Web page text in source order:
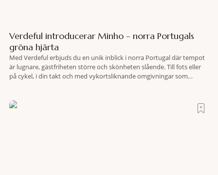
Verdeful introducerar Minho – norra Portugals
gröna hjärta
Med Verdeful erbjuds du en unik inblick i norra Portugal där tempot
är lugnare, gästfriheten större och skönheten slående. Till fots eller
på cykel, i din takt och med vykortsliknande omgivningar som
travel när det